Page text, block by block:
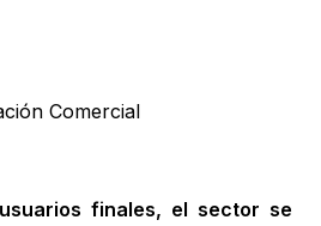
Comercial
finales, el sector se